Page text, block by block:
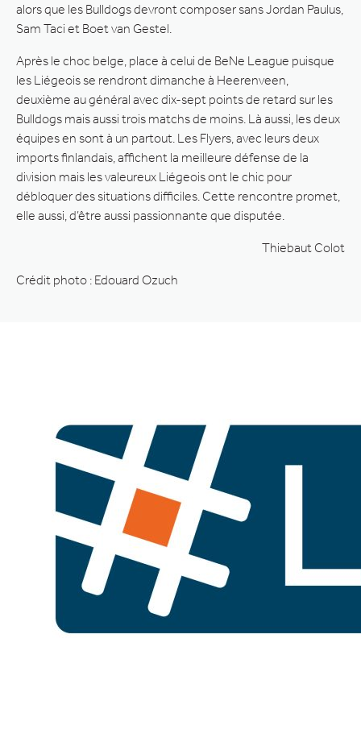
alors que les Bulldogs devront composer sans Jordan Paulus,
Sam Taci et Boet van Gestel.
Après le choc belge, place à celui de BeNe League puisque
les Liégeois se rendront dimanche à Heerenveen,
deuxième au général avec dix-sept points de retard sur les
Bulldogs mais aussi trois matchs de moins. Là aussi, les deux
équipes en sont à un partout. Les Flyers, avec leurs deux
imports finlandais, affichent la meilleure défense de la
division mais les valeureux Liégeois ont le chic pour
débloquer des situations difficiles. Cette rencontre promet,
elle aussi, d’être aussi passionnante que disputée.
Thiebaut Colot
Crédit photo : Edouard Ozuch